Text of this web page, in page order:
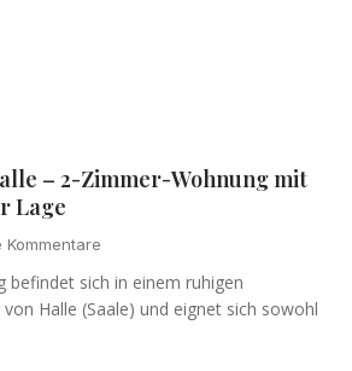
– 2-Zimmer-Wohnung mit
Lage
Kommentare
befindet sich in einem ruhigen
Halle (Saale) und eignet sich sowohl